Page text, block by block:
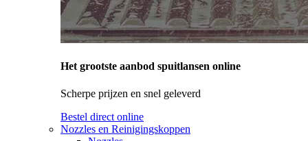
Het grootste aanbod spuitlansen online
Scherpe prijzen en snel geleverd
Bestel direct online
Nozzles en Reinigingskoppen